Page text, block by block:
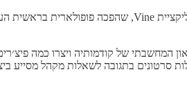
המחשבתי של קודמותיה ויצרו כמה
סרטונים בתגובה לשאלות מקהל מסייע